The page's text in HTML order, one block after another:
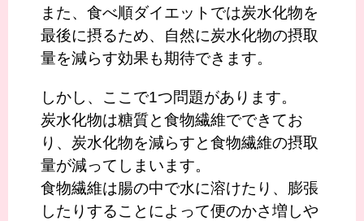
また、食べ順ダイエットでは炭水化物を
最後に摂るため、自然に炭水化物の摂取
量を減らす効果も期待できます。
しかし、ここで1つ問題があります。
炭水化物は糖質と食物繊維でできてお
り、炭水化物を減らすと食物繊維の摂取
量が減ってしまいます。
食物繊維は腸の中で水に溶けたり、膨張
したりすることによって便のかさ増しや